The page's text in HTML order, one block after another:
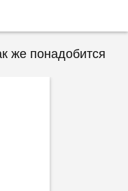
же понадобится